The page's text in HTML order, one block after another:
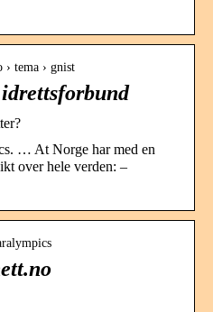
tema › gnist
… At Norge har med en
over hele verden: –